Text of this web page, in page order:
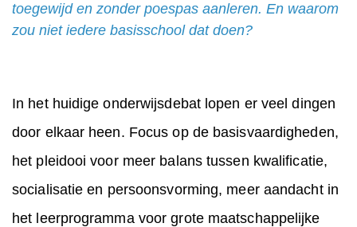
toegewijd en zonder poespas aanleren. En waarom
zou niet iedere basisschool dat doen?
In het huidige onderwijsdebat lopen er veel dingen
door elkaar heen. Focus op de basisvaardigheden,
het pleidooi voor meer balans tussen kwalificatie,
socialisatie en persoonsvorming, meer aandacht in
het leerprogramma voor grote maatschappelijke